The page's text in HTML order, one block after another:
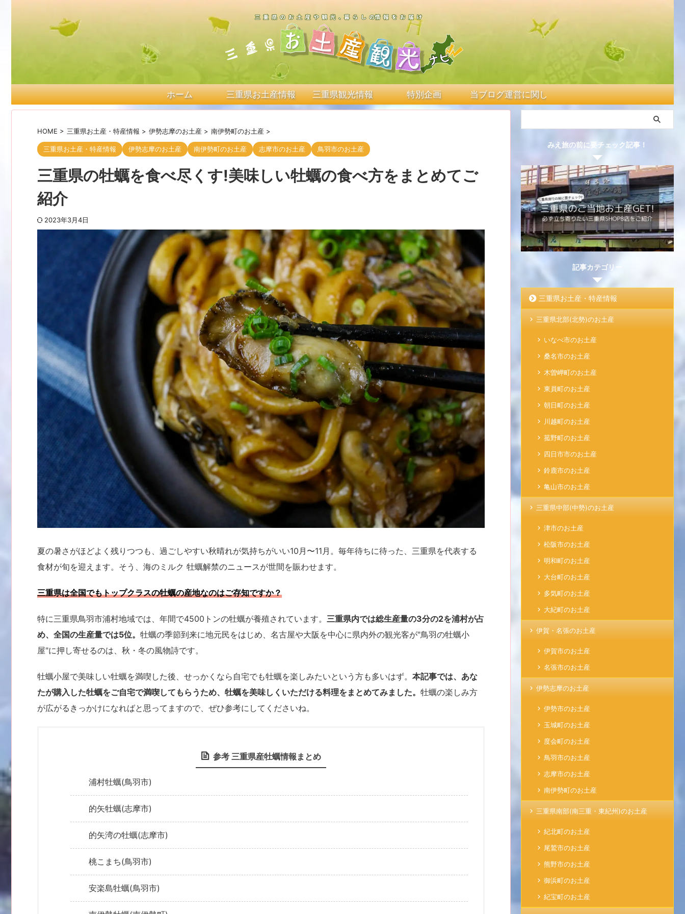
ホーム 三重県お土産情報 三重県観光情報 特別企画 当ブログ運営に関して
HOME > 三重県お土産・特産情報 > 伊勢志摩のお土産 > 南伊勢町のお土産 >
三重県お土産・特産情報 伊勢志摩のお土産 南伊勢町のお土産 志摩市のお土産 鳥羽市のお土産
三重県の牡蠣を食べ尽くす!美味しい牡蠣の食べ方をまとめてご
紹介
2023年3月4日
夏の暑さがほどよく残りつつも、過ごしやすい秋晴れが気持ちがいい10月〜11月。毎年待ちに待った、三重県を代表する
食材が旬を迎えます。そう、海のミルク 牡蠣解禁のニュースが世間を賑わせます。
三重県は全国でもトップクラスの牡蠣の産地なのはご存知ですか？
特に三重県鳥羽市浦村地域では、年間で4500トンの牡蠣が養殖されています。 三重県内では総生産量の3分の2を浦村が占
め、全国の生産量では5位。 牡蠣の季節到来に地元民をはじめ、名古屋や大阪を中心に県内外の観光客が"鳥羽の牡蠣小
屋"に押し寄せるのは、秋・冬の風物詩です。
牡蠣小屋で美味しい牡蠣を満喫した後、せっかくなら自宅でも牡蠣を楽しみたいという方も多いはず。 本記事では、あな
たが購入した牡蠣をご自宅で満喫してもらうため、牡蠣を美味しくいただける料理をまとめてみました。 牡蠣の楽しみ方
が広がるきっかけになればと思ってますので、ぜひ参考にしてくださいね。
参考 三重県産牡蠣情報まとめ
浦村牡蠣(鳥羽市)
的矢牡蠣(志摩市)
的矢湾の牡蠣(志摩市)
桃こまち(鳥羽市)
安楽島牡蠣(鳥羽市)
みえ旅の前に要チェック記事！
記事カテゴリー
三重県お土産・特産情報
三重県北部(北勢)のお土産
いなべ市のお土産
桑名市のお土産
木曽岬町のお土産
東員町のお土産
朝日町のお土産
川越町のお土産
菰野町のお土産
四日市市のお土産
鈴鹿市のお土産
亀山市のお土産
三重県中部(中勢)のお土産
津市のお土産
松阪市のお土産
明和町のお土産
大台町のお土産
多気町のお土産
大紀町のお土産
伊賀・名張のお土産
伊賀市のお土産
名張市のお土産
伊勢志摩のお土産
伊勢市のお土産
玉城町のお土産
度会町のお土産
鳥羽市のお土産
志摩市のお土産
南伊勢町のお土産
三重県南部(南三重・東紀州)のお土産
紀北町のお土産
尾鷲市のお土産
熊野市のお土産
御浜町のお土産
紀宝町のお土産